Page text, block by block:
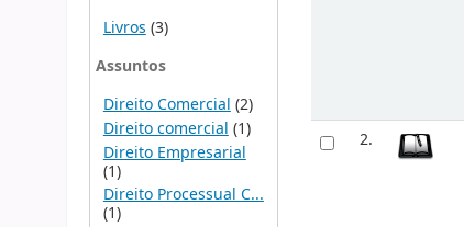
Livros (3)
Assuntos
Direito Comercial (2)
Direito comercial (1)
Direito Empresarial
(1)
Direito Processual C...
(1)
2.